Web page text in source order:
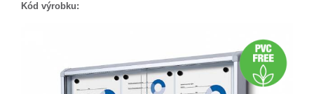
Kód výrobku: